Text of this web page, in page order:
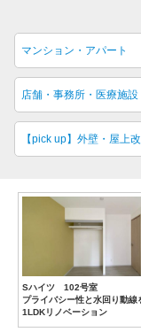
マンション・アパート
店舗・事務所・医療施設
【pick up】外壁・屋上
Sハイツ 102号室
プライバシー性と水回り動線
1LDKリノベーション